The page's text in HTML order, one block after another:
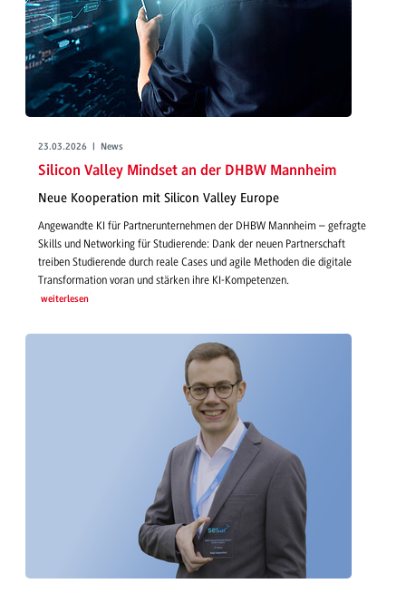
23.03.2026 | News
Silicon Valley Mindset an der DHBW Mannheim
Neue Kooperation mit Silicon Valley Europe
Angewandte KI für Partnerunternehmen der DHBW Mannheim – gefragte
Skills und Networking für Studierende: Dank der neuen Partnerschaft
treiben Studierende durch reale Cases und agile Methoden die digitale
Transformation voran und stärken ihre KI-Kompetenzen.
weiterlesen